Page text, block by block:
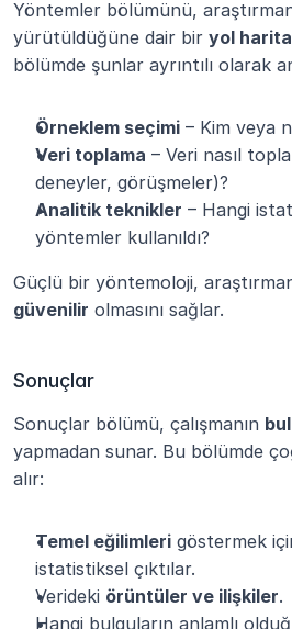
Yöntemler bölümünü,
yürütüldüğüne dair bir yol
bölümde şunlar ayrıntılı olarak
Örneklem seçimi – Kim veya
Veri toplama – Veri nasıl
deneyler, görüşmeler)?
Analitik teknikler – Hangi
yöntemler kullanıldı?
Güçlü bir yöntemoloji,
güvenilir olmasını sağlar.
Sonuçlar
Sonuçlar bölümü, çalışmanın
yapmadan sunar. Bu bölümde
alır:
Temel eğilimleri göstermek
istatistiksel çıktılar.
Verideki örüntüler ve ilişkiler.